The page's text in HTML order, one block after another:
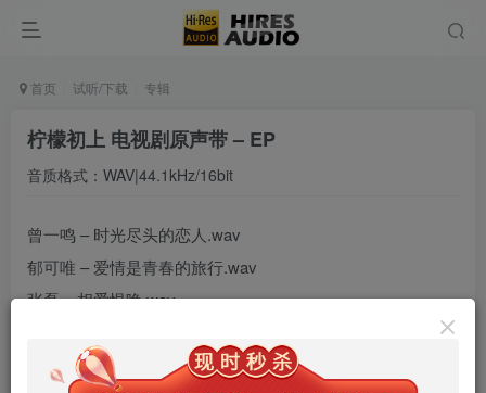
首页 试听/下载 专辑
柠檬初上 电视剧原声带 – EP
音质格式：WAV|44.1kHz/16bit
曾一鸣 – 时光尽头的恋人.wav
郁可唯 – 爱情是青春的旅行.wav
张磊 – 相爱恨晚.wav
柠檬初上 电视剧原声带 – EP 下载